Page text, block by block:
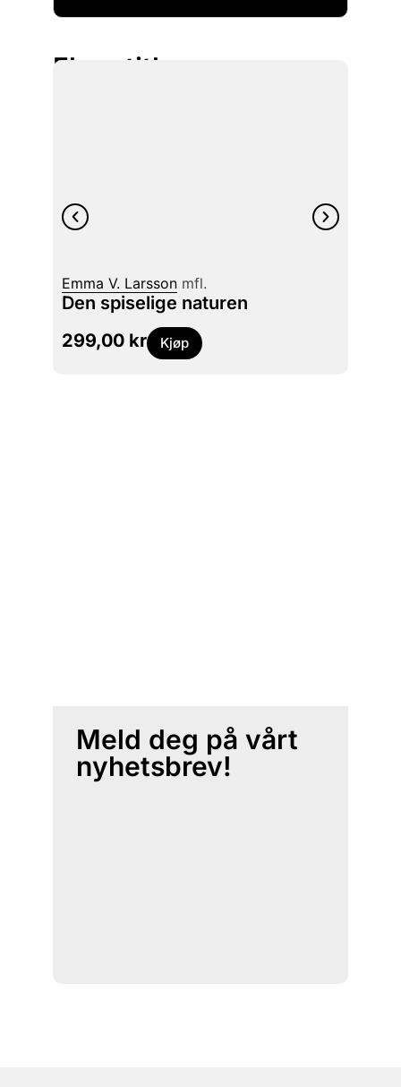
Flere titler
Emma V. Larssonmfl.
Den spiselige naturen
299,00 kr Kjøp
Meld deg på vårt
nyhetsbrev!